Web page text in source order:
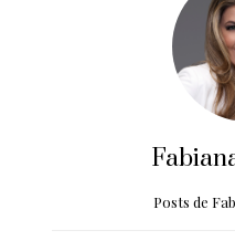
Posts de